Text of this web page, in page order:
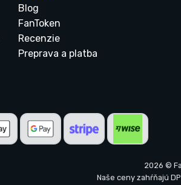
Blog
FanToken
Recenzie
Preprava a platba
2026 ©
Naše ceny zahŕňajú